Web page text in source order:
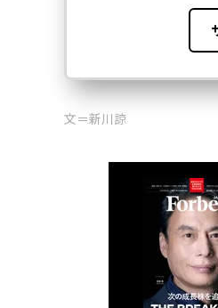
文＝新川諒